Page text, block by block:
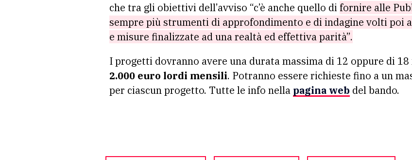
che tra gli obiettivi dell’avviso “c’è anche quello di fornire alle
sempre più strumenti di approfondimento e di indagine volti poi
e misure finalizzate ad una realtà ed effettiva parità”.
I progetti dovranno avere una durata massima di 12 oppure di
2.000 euro lordi mensili. Potranno essere richieste fino a un
per ciascun progetto. Tutte le info nella pagina web del bando.